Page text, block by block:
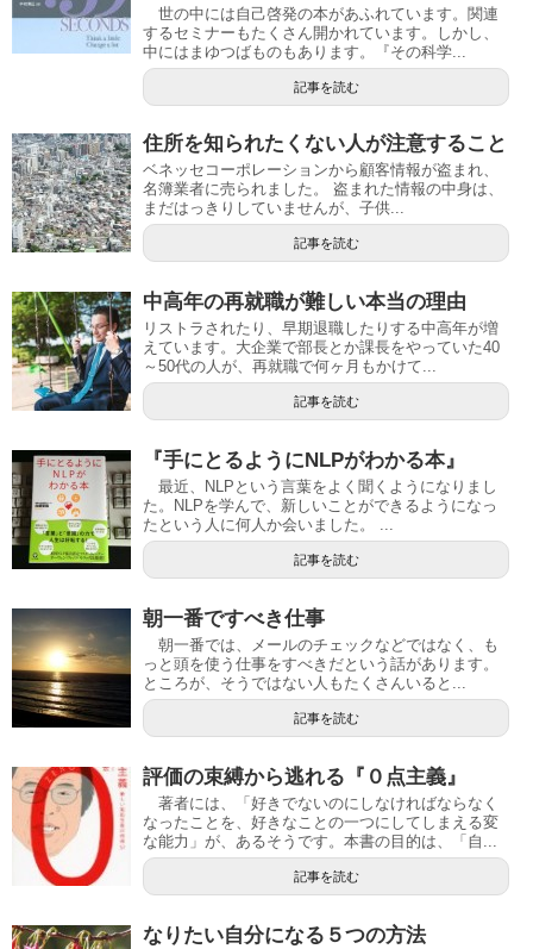
世の中には自己啓発の本があふれています。関連
するセミナーもたくさん開かれています。しかし、
中にはまゆつばものもあります。『その科学...
記事を読む
住所を知られたくない人が注意すること
ベネッセコーポレーションから顧客情報が盗まれ、
名簿業者に売られました。 盗まれた情報の中身は、
まだはっきりしていませんが、子供...
記事を読む
中高年の再就職が難しい本当の理由
リストラされたり、早期退職したりする中高年が増
えています。大企業で部長とか課長をやっていた40
～50代の人が、再就職で何ヶ月もかけて...
記事を読む
『手にとるようにNLPがわかる本』
最近、NLPという言葉をよく聞くようになりまし
た。NLPを学んで、新しいことができるようになっ
たという人に何人か会いました。 ...
記事を読む
朝一番ですべき仕事
朝一番では、メールのチェックなどではなく、も
っと頭を使う仕事をすべきだという話があります。
ところが、そうではない人もたくさんいると...
記事を読む
評価の束縛から逃れる『０点主義』
著者には、「好きでないのにしなければならなく
なったことを、好きなことの一つにしてしまえる変
な能力」が、あるそうです。本書の目的は、「自...
記事を読む
なりたい自分になる５つの方法